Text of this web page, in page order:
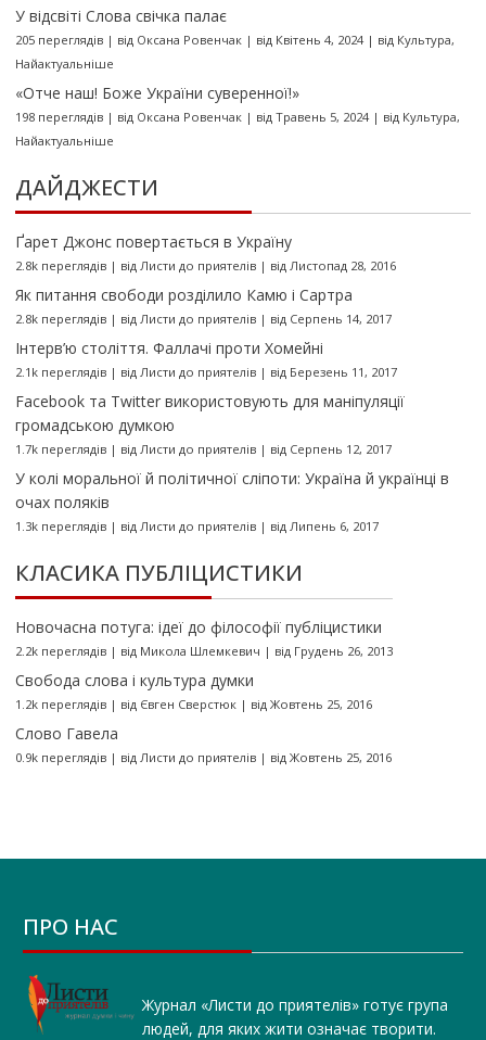
У відсвіті Слова свічка палає
205 переглядів| від Оксана Ровенчак| від Квітень 4, 2024| від Культура,
Найактуальніше
«Отче наш! Боже України суверенної!»
198 переглядів| від Оксана Ровенчак| від Травень 5, 2024| від Культура,
Найактуальніше
ДАЙДЖЕСТИ
Ґарет Джонс повертається в Україну
2.8k переглядів| від Листи до приятелів| від Листопад 28, 2016
Як питання свободи розділило Камю і Сартра
2.8k переглядів| від Листи до приятелів| від Серпень 14, 2017
Інтерв’ю століття. Фаллачі проти Хомейні
2.1k переглядів| від Листи до приятелів| від Березень 11, 2017
Facebook та Twitter використовують для маніпуляції
громадською думкою
1.7k переглядів| від Листи до приятелів| від Серпень 12, 2017
У колі моральної й політичної сліпоти: Україна й українці в
очах поляків
1.3k переглядів| від Листи до приятелів| від Липень 6, 2017
КЛАСИКА ПУБЛІЦИСТИКИ
Новочасна потуга: ідеї до філософії публіцистики
2.2k переглядів| від Микола Шлемкевич | від Грудень 26, 2013
Свобода слова і культура думки
1.2k переглядів| від Євген Сверстюк| від Жовтень 25, 2016
Слово Гавела
0.9k переглядів| від Листи до приятелів| від Жовтень 25, 2016
ПРО НАС
Журнал «Листи до приятелів» готує група
людей, для яких жити означає творити.